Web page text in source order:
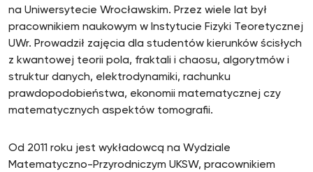
na Uniwersytecie Wrocławskim. Przez wiele lat był
pracownikiem naukowym w Instytucie Fizyki Teoretycznej
UWr. Prowadził zajęcia dla studentów kierunków ścisłych
z kwantowej teorii pola, fraktali i chaosu, algorytmów i
struktur danych, elektrodynamiki, rachunku
prawdopodobieństwa, ekonomii matematycznej czy
matematycznych aspektów tomografii.
Od 2011 roku jest wykładowcą na Wydziale
Matematyczno-Przyrodniczym UKSW, pracownikiem